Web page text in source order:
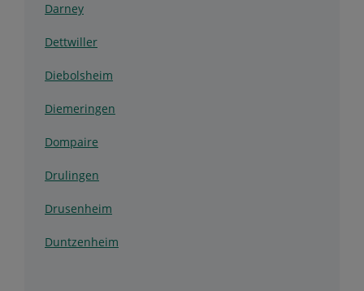
Darney
Dettwiller
Diebolsheim
Diemeringen
Dompaire
Drulingen
Drusenheim
Duntzenheim